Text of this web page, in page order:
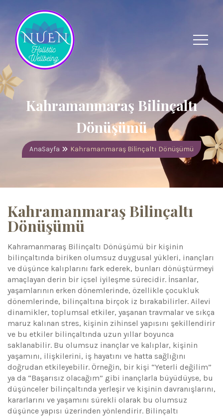
Kahramanmaraş Bilinçaltı
Dönüşümü
AnaSayfa Kahramanmaraş Bilinçaltı Dönüşümü
Kahramanmaraş Bilinçaltı
Dönüşümü
Kahramanmaraş Bilinçaltı Dönüşümü bir kişinin
bilinçaltında biriken olumsuz duygusal yükleri, inançları
ve düşünce kalıplarını fark ederek, bunları dönüştürmeyi
amaçlayan derin bir içsel iyileşme sürecidir. İnsanlar,
yaşamlarının erken dönemlerinde, özellikle çocukluk
dönemlerinde, bilinçaltına birçok iz bırakabilirler. Ailevi
dinamikler, toplumsal etkiler, yaşanan travmalar ve sıkça
maruz kalınan stres, kişinin zihinsel yapısını şekillendirir
ve bu etkiler bilinçaltında uzun yıllar boyunca
saklanabilir. Bu olumsuz inançlar ve kalıplar, kişinin
yaşamını, ilişkilerini, iş hayatını ve hatta sağlığını
doğrudan etkileyebilir. Örneğin, bir kişi “Yeterli değilim”
ya da “Başarısız olacağım” gibi inançlarla büyüdüyse, bu
düşünceler bilinçaltında yerleşir ve kişinin davranışlarını,
kararlarını ve yaşamını sürekli olarak bu olumsuz
düşünce yapısı üzerinden yönlendirir. Bilinçaltı